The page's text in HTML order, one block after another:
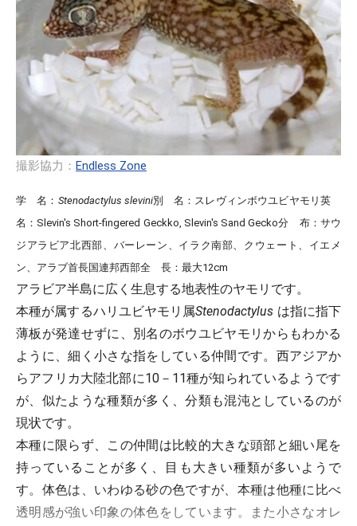
撮影協力： Endless Zone
学 名 ： Stenodactylus slevini別 名 ：スレヴィンボウユビヤモリ 英
名 ：Slevin's Short-fingered Geckko, Slevin's Sand Gecko分 布：サウ
ジアラビア北西部、バーレーン、イラク南部、クウェート、イエメ
ン、アラブ首長国連邦西部全 長 ：最大12cm
アラビア半島に広く生息する地表性のヤモリです。
本種が属するハリユビヤモリ属Stenodactylus は指に指下
薄板が発達せずに、別名のボウユビヤモリからもわかる
ように、細く小さな指をしている仲間です。西アジアか
らアフリカ大陸北部に10－11種が知られているようです
が、似たような種類が多く、分類も混沌としているのが
現状です。
本種に限らず、この仲間は比較的大きな頭部と細い尾を
持っていることが多く、目も大きい種類が多いようで
す。体色は、いわゆる砂の色ですが、本種は他種に比べ
透明感が強い印象の体色をしています。また小さなオレ